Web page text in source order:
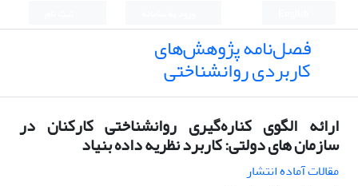
فصل‌نامه پژوهش‌های
کاربردی روانشناختی
ارائه الگوی کناره‌گیری روانشناختی کارکنان در
سازمان های دولتی: کاربرد نظریه داده بنیاد
مقالات آماده انتشار